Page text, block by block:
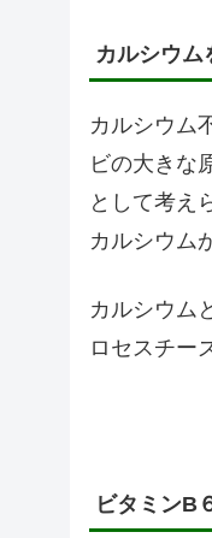
カルシウム
カルシウム
ビの大きな
として考え
カルシウム
カルシウム
ロセスチー
ビタミンB